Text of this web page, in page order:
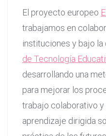
El proyecto europeo
trabajamos en
instituciones y bajo la
de Tecnología
desarrollando una
para mejorar los
trabajo colaborativo y
aprendizaje dirigida